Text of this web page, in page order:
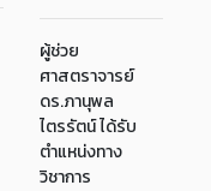
ผู้ช่วย
ศาสตราจารย์
ดร.ภานุพล
ไตรรัตน์ ได้รับ
ตำแหน่งทาง
วิชาการ